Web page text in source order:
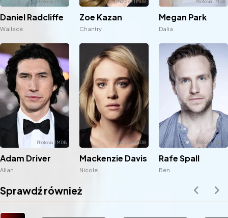
Daniel Radcliffe
Wallace
Zoe Kazan
Chantry
Megan Park
Dalia
Adam Driver
Allan
Mackenzie Davis
Nicole
Rafe Spall
Ben
Sprawdź również